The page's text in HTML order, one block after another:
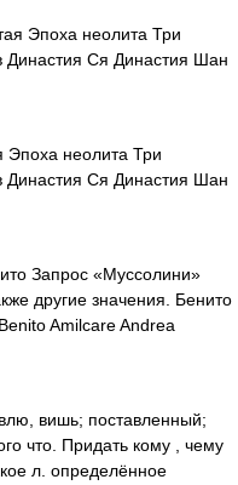
Эпоха неолита Три
Династия Ся Династия Шан
неолита Три
Династия Ся Династия Шан
Запрос «Муссолини»
другие значения. Бенито
Amilcare Andrea
вишь; поставленный;
что. Придать кому , чему
л. определённое